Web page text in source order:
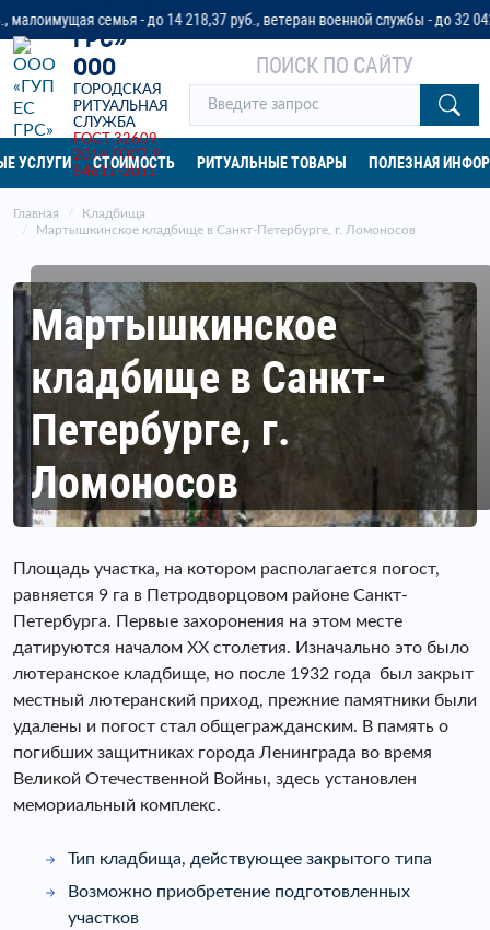
- до 14 218,37 руб., ветеран военной службы - до 32 042 руб. или
«ГУП ЕС
ГРС»
ООО
ГОРОДСКАЯ
РИТУАЛЬНАЯ
СЛУЖБА
ГОСТ 32609-
2014 ГОСТ Р
54611-2011
ПОИСК ПО САЙТУ
УСЛУГИ СТОИМОСТЬ РИТУАЛЬНЫЕ ТОВАРЫ ПОЛЕЗНАЯ
Главная
Кладбища
Мартышкинское кладбище в Санкт-Петербурге, г. Ломоносов
Мартышкинское
кладбище в Санкт-
Петербурге, г.
Ломоносов
Площадь участка, на котором располагается погост,
равняется 9 га в Петродворцовом районе Санкт-
Петербурга. Первые захоронения на этом месте
датируются началом XX столетия. Изначально это было
лютеранское кладбище, но после 1932 года был закрыт
местный лютеранский приход, прежние памятники были
удалены и погост стал общегражданским. В память о
погибших защитниках города Ленинграда во время
Великой Отечественной Войны, здесь установлен
мемориальный комплекс.
Тип кладбища, действующее закрытого типа
Возможно приобретение подготовленных
участков